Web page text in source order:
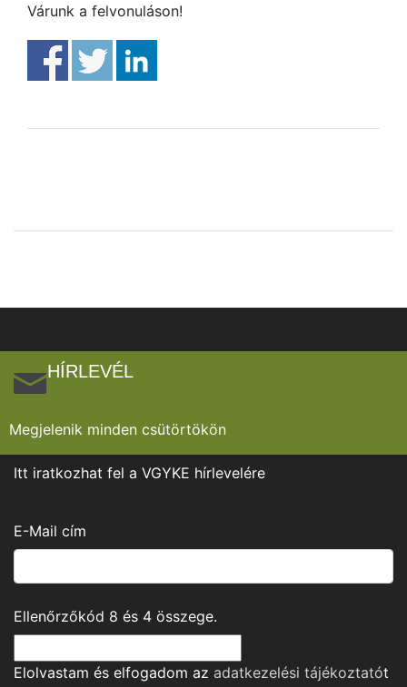
Várunk a felvonuláson!
HÍRLEVÉL
Megjelenik minden csütörtökön
Itt iratkozhat fel a VGYKE hírlevelére
E-Mail cím
Ellenőrzőkód 8 és 4 összege.
Elolvastam és elfogadom az adatkezelési tájékoztatót